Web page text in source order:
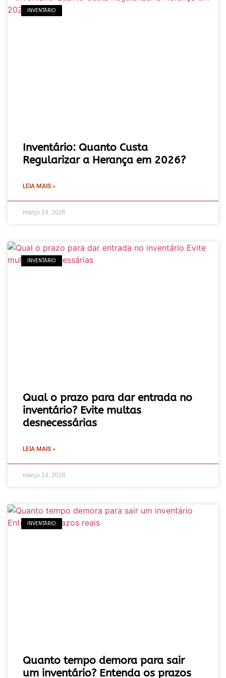
INVENTÁRIO
Inventário: Quanto Custa
Regularizar a Herança em 2026?
LEIA MAIS »
março 14, 2026
INVENTÁRIO
Qual o prazo para dar entrada no
inventário? Evite multas
desnecessárias
LEIA MAIS »
março 14, 2026
INVENTÁRIO
Quanto tempo demora para sair
um inventário? Entenda os prazos